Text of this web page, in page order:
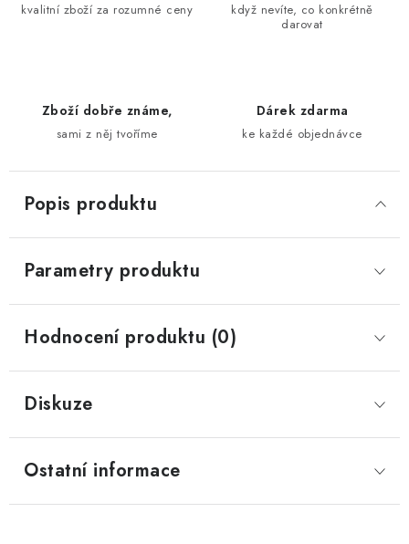
kvalitní zboží za rozumné ceny
když nevíte, co konkrétně
darovat
Zboží dobře známe,
sami z něj tvoříme
Dárek zdarma
ke každé objednávce
Popis produktu
Parametry produktu
Hodnocení produktu (0)
Diskuze
Ostatní informace